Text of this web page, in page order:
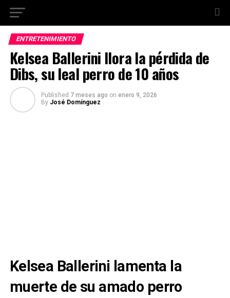
ENTRETENIMIENTO
Kelsea Ballerini llora la pérdida de
Dibs, su leal perro de 10 años
Published 7 meses ago on enero 9, 2026
By José Domínguez
Kelsea Ballerini lamenta la
muerte de su amado perro